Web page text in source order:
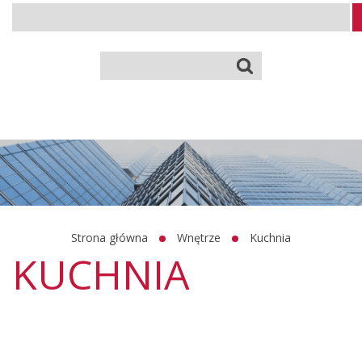
Strona główna Wnętrze Kuchnia
KUCHNIA